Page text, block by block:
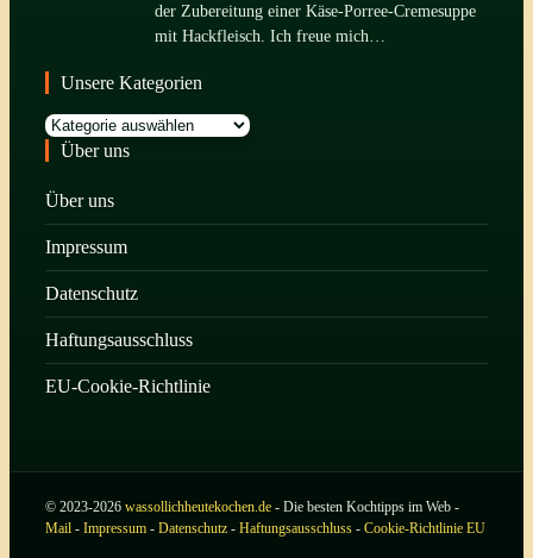
der Zubereitung einer Käse-Porree-Cremesuppe
mit Hackfleisch. Ich freue mich…
Unsere Kategorien
Kategorien
Über uns
Über uns
Impressum
Datenschutz
Haftungsausschluss
EU-Cookie-Richtlinie
© 2023-2026 wassollichheutekochen.de - Die besten Kochtipps im Web -
Mail - Impressum - Datenschutz - Haftungsausschluss - Cookie-Richtlinie EU